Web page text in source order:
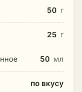
50 г
25 г
50 мл
по вкусу